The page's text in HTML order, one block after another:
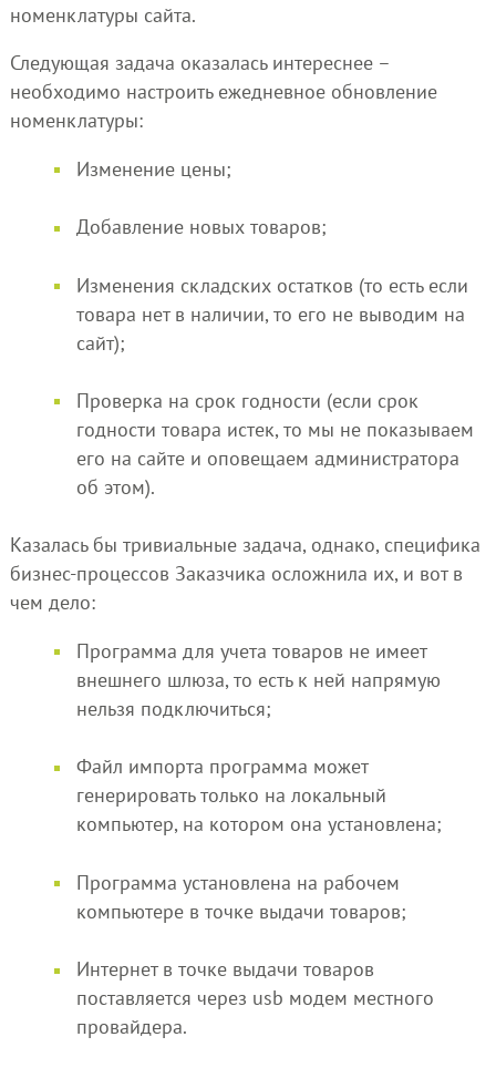
номенклатуры сайта.
Следующая задача оказалась интереснее –
необходимо настроить ежедневное обновление
номенклатуры:
Изменение цены;
Добавление новых товаров;
Изменения складских остатков (то есть если
товара нет в наличии, то его не выводим на
сайт);
Проверка на срок годности (если срок
годности товара истек, то мы не показываем
его на сайте и оповещаем администратора
об этом).
Казалась бы тривиальные задача, однако, специфика
бизнес-процессов Заказчика осложнила их, и вот в
чем дело:
Программа для учета товаров не имеет
внешнего шлюза, то есть к ней напрямую
нельзя подключиться;
Файл импорта программа может
генерировать только на локальный
компьютер, на котором она установлена;
Программа установлена на рабочем
компьютере в точке выдачи товаров;
Интернет в точке выдачи товаров
поставляется через usb модем местного
провайдера.